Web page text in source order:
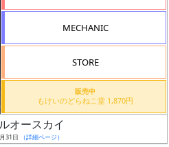
MECHANIC
STORE
販売中
もけいのどらねこ堂 1,870円
オースカイ
31日 （詳細ページ）